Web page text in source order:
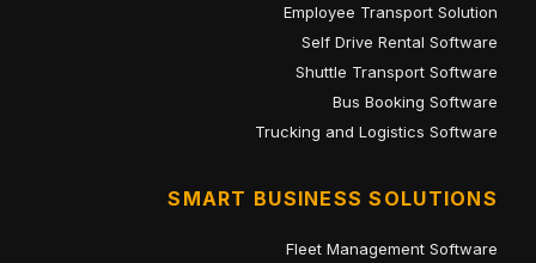
Employee Transport Solution
Self Drive Rental Software
Shuttle Transport Software
Bus Booking Software
Trucking and Logistics Software
SMART BUSINESS SOLUTIONS
Fleet Management Software